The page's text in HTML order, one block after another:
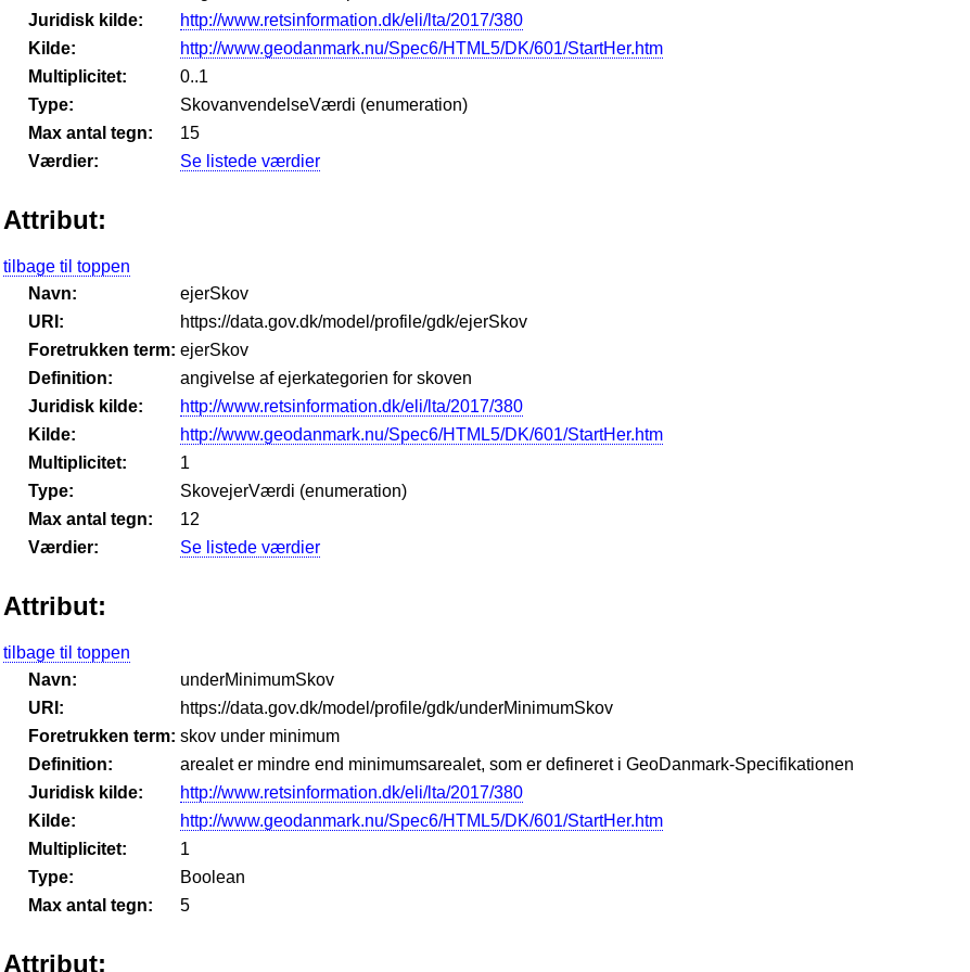
Juridisk kilde:
http://www.retsinformation.dk/eli/lta/2017/380
Kilde:
http://www.geodanmark.nu/Spec6/HTML5/DK/601/StartHer.htm
Multiplicitet:
0..1
Type:
SkovanvendelseVærdi (enumeration)
Max antal tegn:
15
Værdier:
Se listede værdier
Attribut:
tilbage til toppen
Navn:
ejerSkov
URI:
https://data.gov.dk/model/profile/gdk/ejerSkov
Foretrukken term: ejerSkov
Definition:
angivelse af ejerkategorien for skoven
Juridisk kilde:
http://www.retsinformation.dk/eli/lta/2017/380
Kilde:
http://www.geodanmark.nu/Spec6/HTML5/DK/601/StartHer.htm
Multiplicitet:
1
Type:
SkovejerVærdi (enumeration)
Max antal tegn:
12
Værdier:
Se listede værdier
Attribut:
tilbage til toppen
Navn:
underMinimumSkov
URI:
https://data.gov.dk/model/profile/gdk/underMinimumSkov
Foretrukken term: skov under minimum
Definition:
arealet er mindre end minimumsarealet, som er defineret i GeoDanmark-Specifikationen
Juridisk kilde:
http://www.retsinformation.dk/eli/lta/2017/380
Kilde:
http://www.geodanmark.nu/Spec6/HTML5/DK/601/StartHer.htm
Multiplicitet:
1
Type:
Boolean
Max antal tegn:
5
Attribut: